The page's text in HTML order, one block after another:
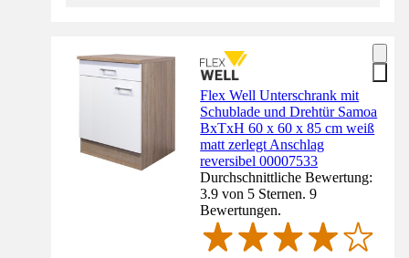
Flex Well Unterschrank mit
Schublade und Drehtür Samoa
BxTxH 60 x 60 x 85 cm weiß
matt zerlegt Anschlag
reversibel 00007533
Durchschnittliche Bewertung:
3.9 von 5 Sternen. 9
Bewertungen.